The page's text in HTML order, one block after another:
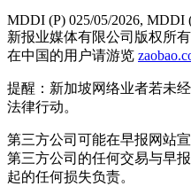
MDDI (P) 025/05/2026, MDDI
新报业媒体有限公司版权所
在中国的用户请游览
提醒：新加坡网络业者若未
法律行动。
第三方公司可能在早报网站
第三方公司的任何交易与早
起的任何损失负责。